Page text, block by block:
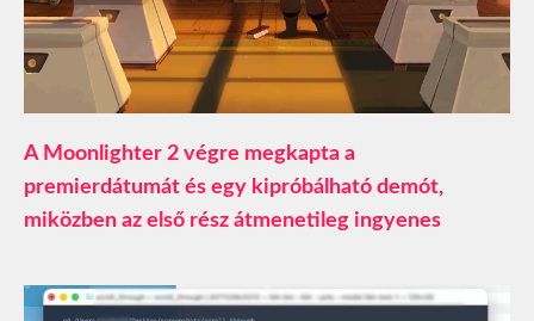
A Moonlighter 2 végre megkapta a
premierdátumát és egy kipróbálható demót,
miközben az első rész átmenetileg ingyenes